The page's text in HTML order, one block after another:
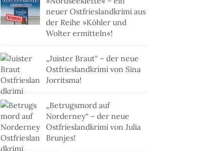
neuer Ostfrieslandkrimi aus
der Reihe »Köhler und
Wolter ermitteln«!
„Juister Braut“ – der neue
Ostfrieslandkrimi von Sina
Jorritsma!
„Betrugsmord auf
Norderney“ – der neue
Ostfrieslandkrimi von Julia
Brunjes!